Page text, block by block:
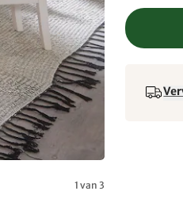
1 van 3